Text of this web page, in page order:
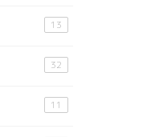
13
32
11